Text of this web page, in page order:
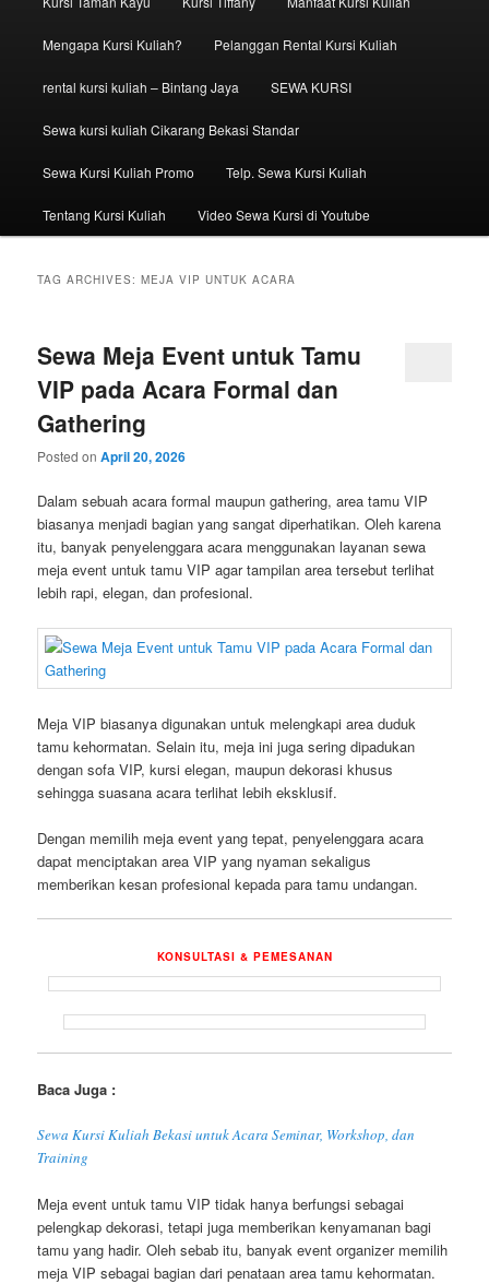
Mengapa Kursi Kuliah? Pelanggan Rental Kursi Kuliah
rental kursi kuliah – Bintang Jaya SEWA KURSI
Sewa kursi kuliah Cikarang Bekasi Standar
Sewa Kursi Kuliah Promo Telp. Sewa Kursi Kuliah
Tentang Kursi Kuliah Video Sewa Kursi di Youtube
TAG ARCHIVES:MEJA VIP UNTUK ACARA
Sewa Meja Event untuk Tamu
VIP pada Acara Formal dan
Gathering
Posted onApril 20, 2026
Dalam sebuah acara formal maupun gathering, area tamu VIP
biasanya menjadi bagian yang sangat diperhatikan. Oleh karena
itu, banyak penyelenggara acara menggunakan layanan sewa
meja event untuk tamu VIP agar tampilan area tersebut terlihat
lebih rapi, elegan, dan profesional.
Meja VIP biasanya digunakan untuk melengkapi area duduk
tamu kehormatan. Selain itu, meja ini juga sering dipadukan
dengan sofa VIP, kursi elegan, maupun dekorasi khusus
sehingga suasana acara terlihat lebih eksklusif.
Dengan memilih meja event yang tepat, penyelenggara acara
dapat menciptakan area VIP yang nyaman sekaligus
memberikan kesan profesional kepada para tamu undangan.
KONSULTASI & PEMESANAN
Baca Juga :
Sewa Kursi Kuliah Bekasi untuk Acara Seminar, Workshop, dan
Training
Meja event untuk tamu VIP tidak hanya berfungsi sebagai
pelengkap dekorasi, tetapi juga memberikan kenyamanan bagi
tamu yang hadir. Oleh sebab itu, banyak event organizer memilih
meja VIP sebagai bagian dari penataan area tamu kehormatan.